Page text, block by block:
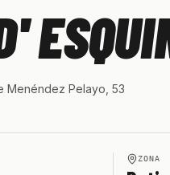
Menéndez Pelayo, 53
ZONA